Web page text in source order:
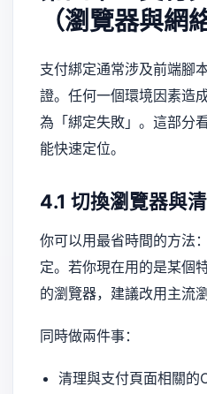
（瀏覽器與網
支付綁定通常涉及前端腳
證。任何一個環境因素造
為「綁定失敗」。這部分
能快速定位。
4.1 切換瀏覽器與
你可以用最省時間的方法
定。若你現在用的是某個
的瀏覽器，建議改用主流瀏
同時做兩件事：
清理與支付頁面相關